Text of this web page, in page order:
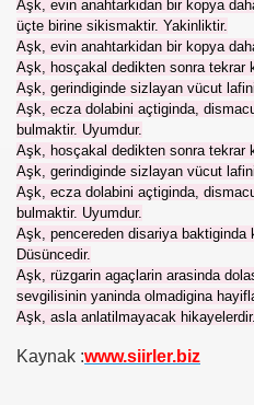
Aşk, evin anahtarkidan bir kopya
üçte birine sikismaktir. Yakinliktir.
Aşk, evin anahtarkidan bir kopya
Aşk, hosçakal dedikten sonra tekrar
Aşk, gerindiginde sizlayan vücut
Aşk, ecza dolabini açtiginda,
bulmaktir. Uyumdur.
Aşk, hosçakal dedikten sonra tekrar
Aşk, gerindiginde sizlayan vücut
Aşk, ecza dolabini açtiginda,
bulmaktir. Uyumdur.
Aşk, pencereden disariya baktiginda
Düsüncedir.
Aşk, rüzgarin agaçlarin arasinda
sevgilisinin yaninda olmadigina
Aşk, asla anlatilmayacak hikayelerdir.
Kaynak :www.siirler.biz